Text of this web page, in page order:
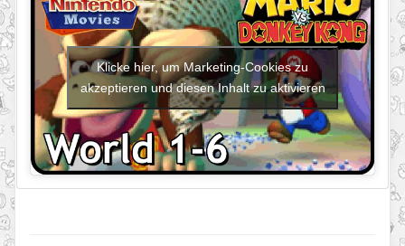
Klicke hier, um Marketing-Cookies zu
akzeptieren und diesen Inhalt zu aktivieren